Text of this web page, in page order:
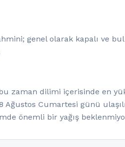
genel olarak kapalı ve
dilimi içerisinde en
Ağustos Cumartesi günü
önemli bir yağış